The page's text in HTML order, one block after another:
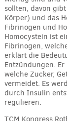
sollten, davon
Körper) und das
Fibrinogen und
Homocystein ist
Fibrinogen,
erklärt die
Entzündungen.
welche Zucker,
vermeidet. Es
durch Insulin
regulieren.